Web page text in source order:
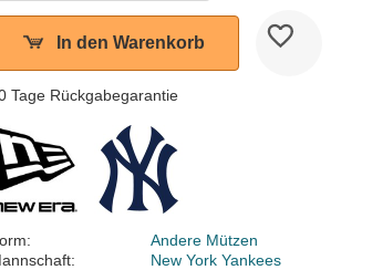
In den Warenkorb
Tage Rückgabegarantie
Andere Mützen
New York Yankees